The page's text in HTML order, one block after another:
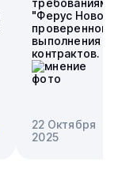
требованиям.
"Ферус
проверенного
выполнения
контрактов.
22 Октября
2025